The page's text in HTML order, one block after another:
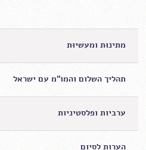
מתינוּת ומעשיוּת
תהליך השלום והמו"מ עם ישראל
ערביות ופלסטיניות
הערות לסיום